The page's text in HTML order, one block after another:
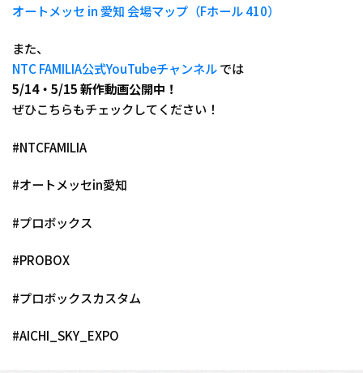
オートメッセ in 愛知 会場マップ（Fホール 410）
また、
NTC FAMILIA公式YouTubeチャンネルでは
5/14・5/15 新作動画公開中！
ぜひこちらもチェックしてください！
#NTCFAMILIA
#オートメッセin愛知
#プロボックス
#PROBOX
#プロボックスカスタム
#AICHI_SKY_EXPO